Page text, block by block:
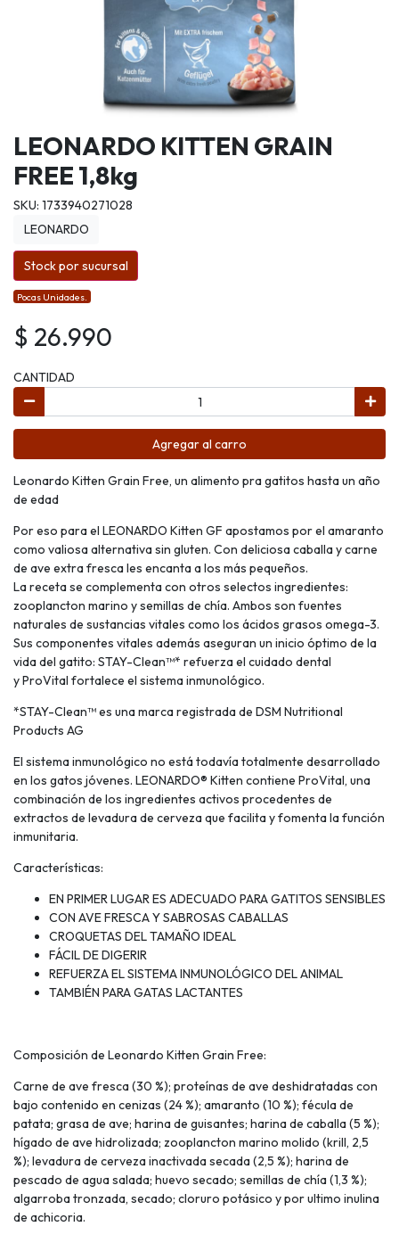
LEONARDO KITTEN GRAIN
FREE 1,8kg
SKU: 1733940271028
LEONARDO
Stock por sucursal
Pocas Unidades.
$ 26.990
CANTIDAD
Agregar al carro
Leonardo Kitten Grain Free, un alimento pra gatitos hasta un año
de edad
Por eso para el LEONARDO Kitten GF apostamos por el amaranto
como valiosa alternativa sin gluten. Con deliciosa caballa y carne
de ave extra fresca les encanta a los más pequeños.
La receta se complementa con otros selectos ingredientes:
zooplancton marino y semillas de chía. Ambos son fuentes
naturales de sustancias vitales como los ácidos grasos omega-3.
Sus componentes vitales además aseguran un inicio óptimo de la
vida del gatito: STAY-Clean™* refuerza el cuidado dental
y ProVital fortalece el sistema inmunológico.
*STAY-Clean™ es una marca registrada de DSM Nutritional
Products AG
El sistema inmunológico no está todavía totalmente desarrollado
en los gatos jóvenes. LEONARDO® Kitten contiene ProVital, una
combinación de los ingredientes activos procedentes de
extractos de levadura de cerveza que facilita y fomenta la función
inmunitaria.
Características:
EN PRIMER LUGAR ES ADECUADO PARA GATITOS SENSIBLES
CON AVE FRESCA Y SABROSAS CABALLAS
CROQUETAS DEL TAMAÑO IDEAL
FÁCIL DE DIGERIR
REFUERZA EL SISTEMA INMUNOLÓGICO DEL ANIMAL
TAMBIÉN PARA GATAS LACTANTES
Composición de Leonardo Kitten Grain Free:
Carne de ave fresca (30 %); proteínas de ave deshidratadas con
bajo contenido en cenizas (24 %); amaranto (10 %); fécula de
patata; grasa de ave; harina de guisantes; harina de caballa (5 %);
hígado de ave hidrolizada; zooplancton marino molido (krill, 2,5
%); levadura de cerveza inactivada secada (2,5 %); harina de
pescado de agua salada; huevo secado; semillas de chía (1,3 %);
algarroba tronzada, secado; cloruro potásico y por ultimo inulina
de achicoria.